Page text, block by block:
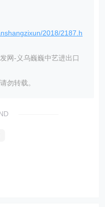
2018/2187.h
网-义乌巍巍中艺进出口
勿转载。